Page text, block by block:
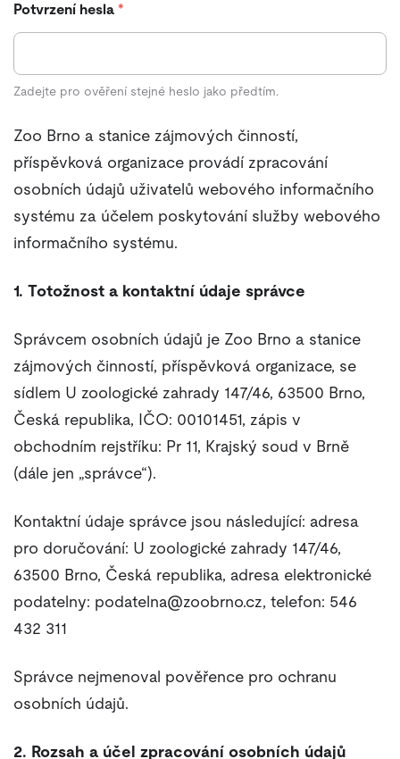
Potvrzení hesla *
Zadejte pro ověření stejné heslo jako předtím.
Zoo Brno a stanice zájmových činností,
příspěvková organizace provádí zpracování
osobních údajů uživatelů webového informačního
systému za účelem poskytování služby webového
informačního systému.
1. Totožnost a kontaktní údaje správce
Správcem osobních údajů je Zoo Brno a stanice
zájmových činností, příspěvková organizace, se
sídlem U zoologické zahrady 147/46, 63500 Brno,
Česká republika, IČO: 00101451, zápis v
obchodním rejstříku: Pr 11, Krajský soud v Brně
(dále jen „správce“).
Kontaktní údaje správce jsou následující: adresa
pro doručování: U zoologické zahrady 147/46,
63500 Brno, Česká republika, adresa elektronické
podatelny: podatelna@zoobrno.cz, telefon: 546
432 311
Správce nejmenoval pověřence pro ochranu
osobních údajů.
2. Rozsah a účel zpracování osobních údajů